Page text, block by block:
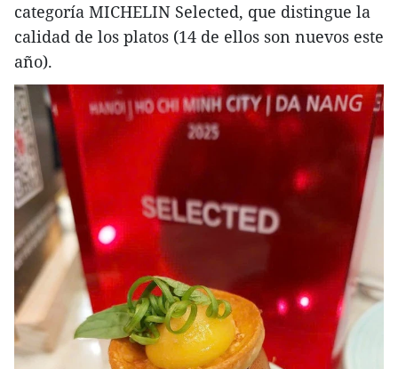
categoría MICHELIN Selected, que distingue la
calidad de los platos (14 de ellos son nuevos este
año).